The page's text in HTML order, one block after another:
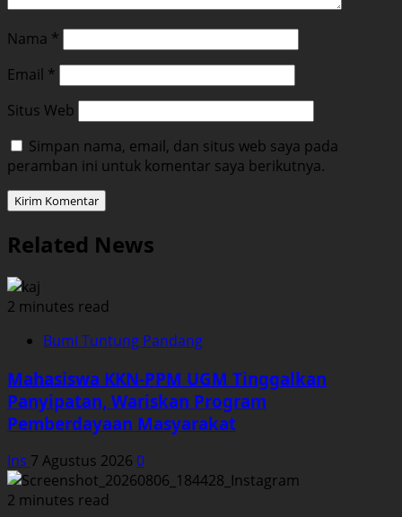
Nama *
Email *
Situs Web
Simpan nama, email, dan situs web saya pada
peramban ini untuk komentar saya berikutnya.
Related News
2 minutes read
Bumi Tuntung Pandang
Mahasiswa KKN-PPM UGM Tinggalkan
Panyipatan, Wariskan Program
Pemberdayaan Masyarakat
Ins 7 Agustus 2026 0
2 minutes read